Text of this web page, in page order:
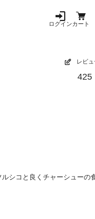
ログインカート
レビ
425
シコと良くチャーシューの